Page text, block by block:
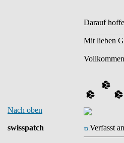
Darauf
Mit lieben
Nach oben
swisspatch Verfasst